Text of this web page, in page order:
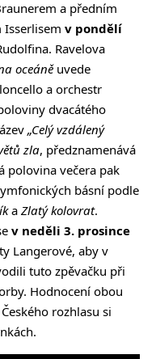
a předním
v pondělí
Ravelova
oceáněuvede
a orchestr
dvacátého
„Celý vzdálený
zla, předznamenává
polovina večera pak
básní podle
a Zlatý kolovrat.
v neděli 3. prosince
Langerové, aby v
tuto zpěvačku při
Hodnocení obou
rozhlasu si